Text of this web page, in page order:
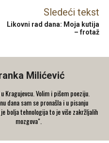
Sledeći tekst
Likovni rad dana: Moja kutija
– frotaž
Milićević
Kragujevcu. Volim i pišem poeziju.
dana sam se pronašla i u pisanju
bolja tehnologija to je više zakržljalih
mozgova".